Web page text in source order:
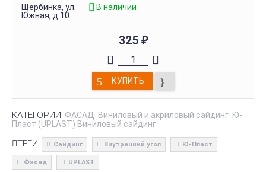
Щербинка, ул.
Южная, д.10:
В наличии
325 ₽
КУПИТЬ
КАТЕГОРИИ: ФАСАД Виниловый и акриловый сайдинг Ю-
Пласт (UPLAST) Виниловый сайдинг
ТЕГИ: Сайдинг Внутренний угол Ю-Пласт
Фасад UPLAST